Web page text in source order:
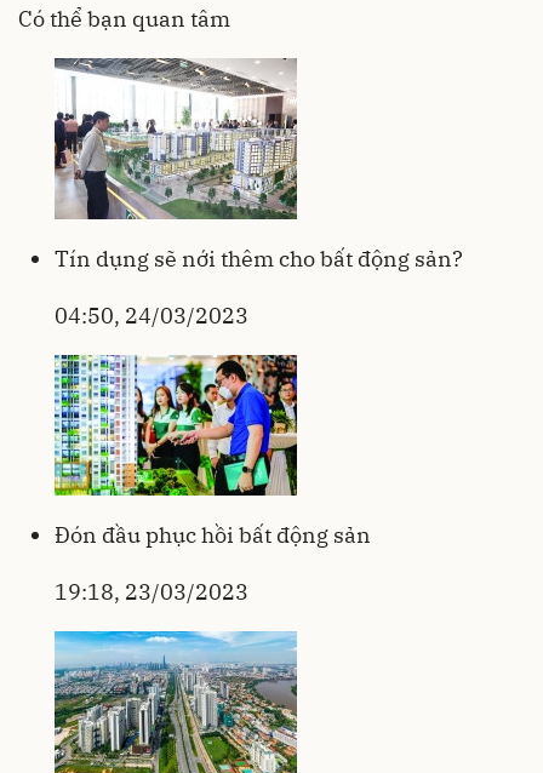
Có thể bạn quan tâm
Tín dụng sẽ nới thêm cho bất động sản?
04:50, 24/03/2023
Đón đầu phục hồi bất động sản
19:18, 23/03/2023